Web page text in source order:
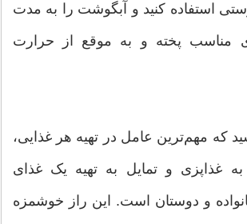
استفاده کنید و آبگوشت را به مدت
مناسب پخته و به موقع از حرارت
که مهم‌ترین عامل در تهیه هر غذایی،
غذاپزی و تمایل به تهیه یک غذای
و دوستان است. این راز خوشمزه